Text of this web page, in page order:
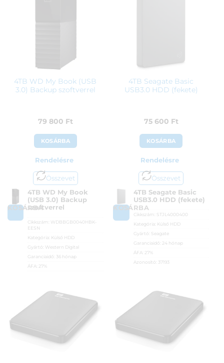
4TB WD My Book (USB
3.0) Backup szoftverrel
79 800 Ft
KOSÁRBA
Rendelésre
Összevet
KOSÁRBA
4TB WD My Book
(USB 3.0) Backup
szoftverrel
Cikkszám: WDBBGB0040HBK-
EESN
Kategória: Külső HDD
Gyártó: Western Digital
Garanciaidő:
36 hónap
ÁFA:
27%
79 800Ft
4TB Seagate Basic
USB3.0 HDD (fekete)
75 600 Ft
KOSÁRBA
Rendelésre
Összevet
KOSÁRBA
4TB Seagate Basic
USB3.0 HDD (fekete)
Cikkszám: STJL4000400
Kategória: Külső HDD
Gyártó: Seagate
Garanciaidő:
24 hónap
ÁFA:
27%
Azonosító:
37193